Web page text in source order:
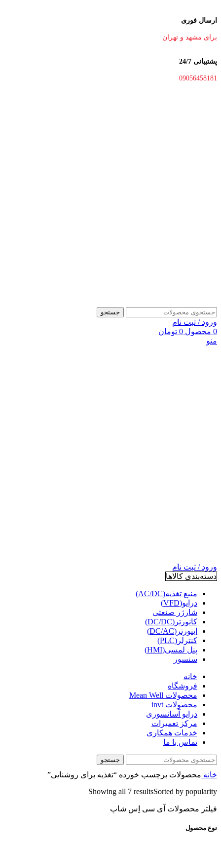
ارسال فوری
برای مشهد و تهران
پشتیبانی 24/7
09056458181
جستجو
ورود / ثبت نام
0 محصول 0 تومان
منو
ورود / ثبت نام
دسته‌بندی کالاها
منبع تغذیه(AC/DC)
درایو(VFD)
شارژر صنعتی
کانورتر(DC/DC)
اینورتر(DC/AC)
کنترلر(PLC)
پنل لمسی(HMI)
سنسور
خانه
فروشگاه
محصولات Mean Well
محصولات invt
درایو آسانسوری
مرکز تعمیرات
خدمات همکاری
تماس با ما
جستجو
خانه محصولات برچسب خورده “تغذیه برای روشنایی”
Showing all 7 resultsSorted by popularity
فیلتر محصولات آی سی اِس شاپ
نوع محصول